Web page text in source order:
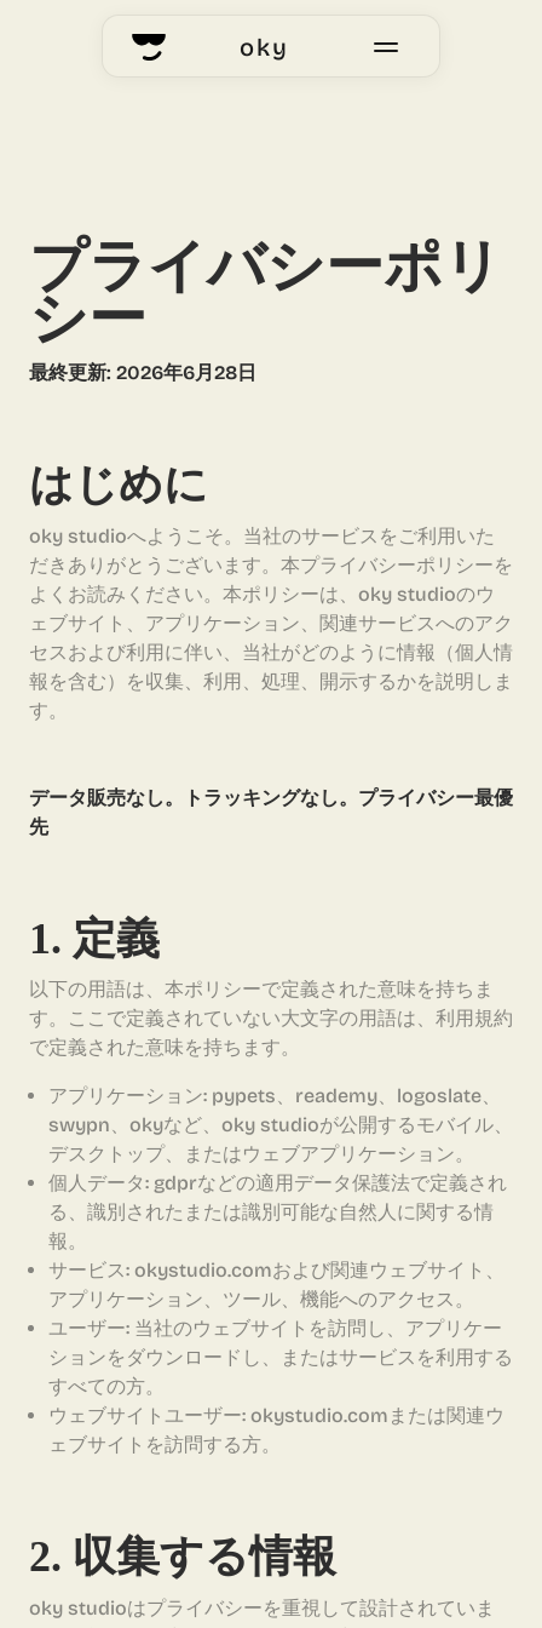
oky
プライバシーポリ
シー
最終更新: 2026年6月28日
はじめに
oky studioへようこそ。当社のサービスをご利用いた
だきありがとうございます。本プライバシーポリシーを
よくお読みください。本ポリシーは、oky studioのウ
ェブサイト、アプリケーション、関連サービスへのアク
セスおよび利用に伴い、当社がどのように情報（個人情
報を含む）を収集、利用、処理、開示するかを説明しま
す。
データ販売なし。トラッキングなし。プライバシー最優
先
1. 定義
以下の用語は、本ポリシーで定義された意味を持ちま
す。ここで定義されていない大文字の用語は、利用規約
で定義された意味を持ちます。
アプリケーション: pypets、reademy、logoslate、
swypn、okyなど、oky studioが公開するモバイル、
デスクトップ、またはウェブアプリケーション。
個人データ: gdprなどの適用データ保護法で定義され
る、識別されたまたは識別可能な自然人に関する情
報。
サービス: okystudio.comおよび関連ウェブサイト、
アプリケーション、ツール、機能へのアクセス。
ユーザー: 当社のウェブサイトを訪問し、アプリケー
ションをダウンロードし、またはサービスを利用する
すべての方。
ウェブサイトユーザー: okystudio.comまたは関連ウ
ェブサイトを訪問する方。
2. 収集する情報
oky studioはプライバシーを重視して設計されていま